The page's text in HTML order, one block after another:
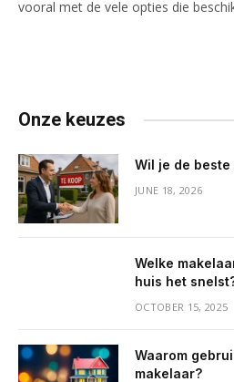
vooral met de vele opties die
Onze keuzes
Wil je de
JUNE 18, 2026
Welke
huis het
OCTOBER 15, 2025
Waarom
makelaar?